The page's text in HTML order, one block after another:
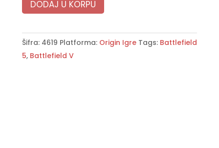
DODAJ U KORPU
Šifra: 4619 Platforma: Origin Igre Tags: Battlefield
5, Battlefield V